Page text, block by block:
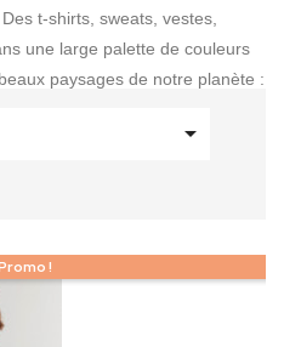
t-shirts, sweats, vestes,
une large palette de couleurs
paysages de notre planète :

!